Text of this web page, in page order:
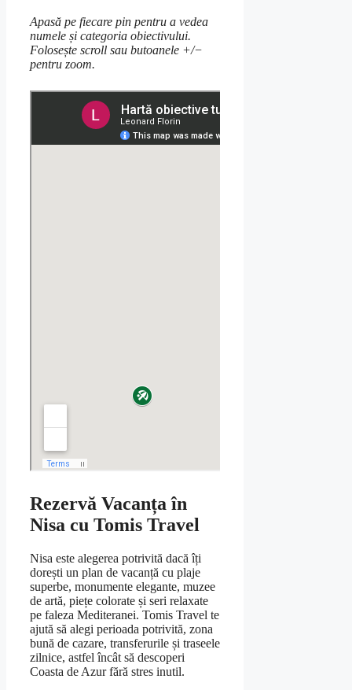
Apasă pe fiecare pin pentru a vedea
numele și categoria obiectivului.
Folosește scroll sau butoanele +/−
pentru zoom.
Rezervă Vacanța în
Nisa cu Tomis Travel
Nisa este alegerea potrivită dacă îți
dorești un plan de vacanță cu plaje
superbe, monumente elegante, muzee
de artă, piețe colorate și seri relaxate
pe faleza Mediteranei. Tomis Travel te
ajută să alegi perioada potrivită, zona
bună de cazare, transferurile și traseele
zilnice, astfel încât să descoperi
Coasta de Azur fără stres inutil.